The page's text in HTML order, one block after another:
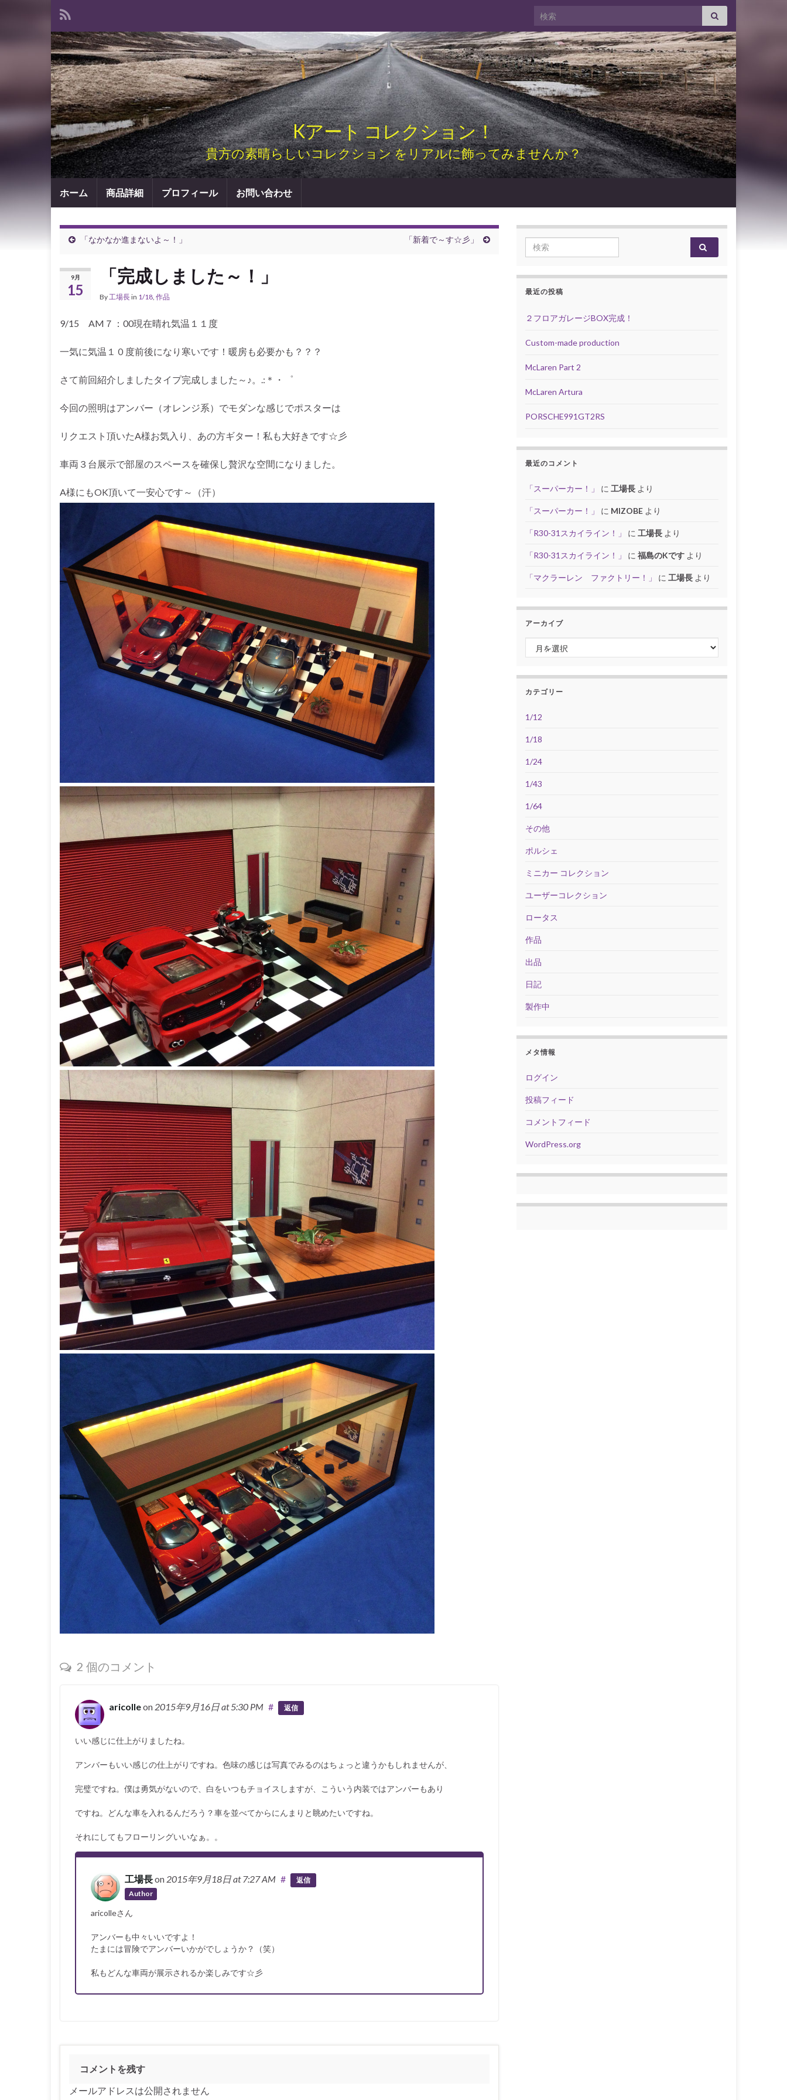
Search for:
Kアート コレクション！
貴方の素晴らしいコレクション をリアルに飾ってみませんか？
ホーム 商品詳細 プロフィール お問い合わせ
「なかなか進まないよ～！」 「新着で～す☆彡」
9月
15
「完成しました～！」
By 工場長in 1/18 作品
9/15 AM７：00現在晴れ気温１１度
一気に気温１０度前後になり寒いです！暖房も必要かも？？？
さて前回紹介しましたタイプ完成しました～♪。.:＊・゜
今回の照明はアンバー（オレンジ系）でモダンな感じでポスターは
リクエスト頂いたA様お気入り、あの方ギター！私も大好きです☆彡
車両３台展示で部屋のスペースを確保し贅沢な空間になりました。
A様にもOK頂いて一安心です～（汗）
2 個のコメント
aricolleon 2015年9月16日at 5:30 PM # 返信
いい感じに仕上がりましたね。
アンバーもいい感じの仕上がりですね。色味の感じは写真でみるのはちょっと違うかもしれませんが、
完璧ですね。僕は勇気がないので、白をいつもチョイスしますが、こういう内装ではアンバーもあり
ですね。どんな車を入れるんだろう？車を並べてからにんまりと眺めたいですね。
それにしてもフローリングいいなぁ。。
工場長on 2015年9月18日at 7:27 AM
Author
# 返信
aricolleさん
アンバーも中々いいですよ！
たまには冒険でアンバーいかがでしょうか？（笑）
私もどんな車両が展示されるか楽しみです☆彡
コメントを残す
メールアドレスは公開されません
Search for:
最近の投稿
２フロアガレージBOX完成！
Custom-made production
McLaren Part 2
McLaren Artura
PORSCHE991GT2RS
最近のコメント
「スーパーカー！」 に 工場長 より
「スーパーカー！」 に MIZOBE より
「R30-31スカイライン！」 に 工場長 より
「R30-31スカイライン！」 に 福島のKです より
「マクラーレン ファクトリー！」 に 工場長 より
アーカイブ
アーカイブ
カテゴリー
1/12
1/18
1/24
1/43
1/64
その他
ポルシェ
ミニカー コレクション
ユーザーコレクション
ロータス
作品
出品
日記
製作中
メタ情報
ログイン
投稿フィード
コメントフィード
WordPress.org